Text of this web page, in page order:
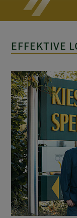
EFFEKTIVE